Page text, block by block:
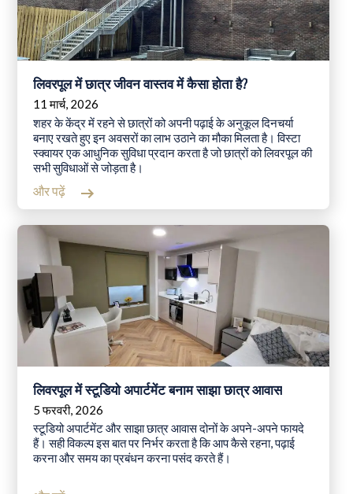
लिवरपूल में छात्र जीवन वास्तव में कैसा होता है?
11 मार्च, 2026
शहर के केंद्र में रहने से छात्रों को अपनी पढ़ाई के अनुकूल दिनचर्या
बनाए रखते हुए इन अवसरों का लाभ उठाने का मौका मिलता है। विस्टा
स्क्वायर एक आधुनिक सुविधा प्रदान करता है जो छात्रों को लिवरपूल की
सभी सुविधाओं से जोड़ता है।
और पढ़ें
लिवरपूल में स्टूडियो अपार्टमेंट बनाम साझा छात्र आवास
5 फरवरी, 2026
स्टूडियो अपार्टमेंट और साझा छात्र आवास दोनों के अपने-अपने फायदे
हैं। सही विकल्प इस बात पर निर्भर करता है कि आप कैसे रहना, पढ़ाई
करना और समय का प्रबंधन करना पसंद करते हैं।